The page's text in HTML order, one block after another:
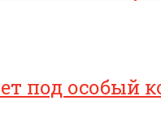
под особый